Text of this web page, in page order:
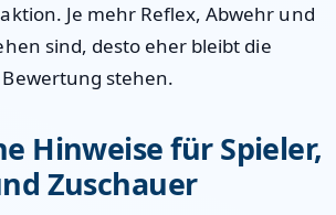
Je mehr Reflex, Abwehr und
sind, desto eher bleibt die
stehen.
Hinweise für Spieler,
Zuschauer